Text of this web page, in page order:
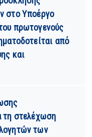
στο Υποέργο
πρωτογενούς
από
και
τη στελέχωση
των